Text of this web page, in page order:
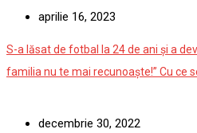
aprilie 16, 2023
S-a lăsat de fotbal la 24 de ani și a
familia nu te mai recunoaște!” Cu ce
decembrie 30, 2022